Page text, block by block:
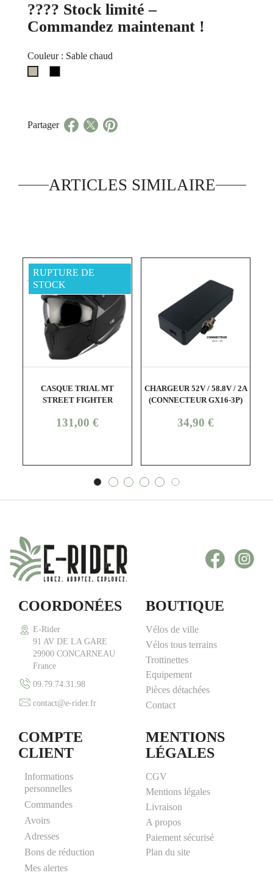
???? Stock limité –
Commandez maintenant !
Couleur : Sable chaud
Partager
ARTICLES SIMILAIRE
CASQUE TRIAL MT
STREET FIGHTER
Prix
131,00 €
RUPTURE DE
STOCK
CHARGEUR 52V / 58.8V / 2A
(CONNECTEUR GX16-3P)
Prix
34,90 €
Facebook
COORDONÉES
E-Rider
91 AV DE LA GARE
29900 CONCARNEAU
France
09.79.74.31.98
contact@e-rider.fr
BOUTIQUE
Vélos de ville
Vélos tous terrains
Trottinettes
Equipement
Pièces détachées
Contact
COMPTE
CLIENT
Informations
personnelles
Commandes
Avoirs
Adresses
Bons de réduction
Mes alertes
MENTIONS
LÉGALES
CGV
Mentions légales
Livraison
A propos
Paiement sécurisé
Plan du site